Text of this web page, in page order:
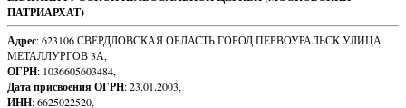
ПАТРИАРХАТ)
Адрес: 623106 СВЕРДЛОВСКАЯ ОБЛАСТЬ ГОРОД ПЕРВОУРАЛЬСК УЛИЦА
МЕТАЛЛУРГОВ 3А,
ОГРН: 1036605603484,
Дата присвоения ОГРН: 23.01.2003,
ИНН: 6625022520,